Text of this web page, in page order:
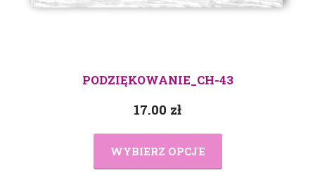
PODZIĘKOWANIE_CH-43
17.00 zł
WYBIERZ OPCJE